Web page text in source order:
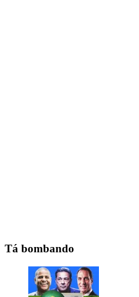
Tá bombando